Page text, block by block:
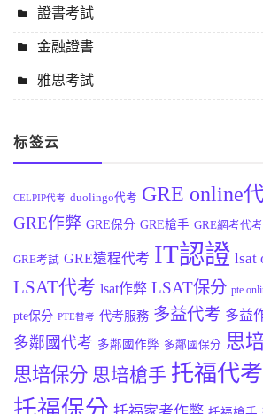
證書考試
金融證書
雅思考試
标签云
CELPIP代考 duolingo代考 GRE online
GRE作弊 GRE保分 GRE槍手 GRE網考代考
GRE考試 GRE遠程代考 IT認證 lsat
LSAT代考 lsat作弊 LSAT保分 pte
pte保分 PTE替考 代考服務 多益代考 多益
多鄰國代考 多鄰國作弊 多鄰國保分 思
思培保分 思培槍手 托福代考
托福保分